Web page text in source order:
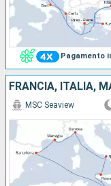
Pagamento
FRANCIA, ITALIA,
MSC Seaview